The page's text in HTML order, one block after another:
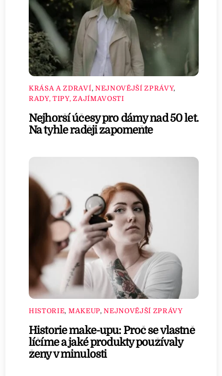
KRÁSA A ZDRAVÍ, NEJNOVĚJŠÍ ZPRÁVY,
RADY, TIPY, ZAJÍMAVOSTI
Nejhorší účesy pro dámy nad 50 let.
Na tyhle raději zapomeňte
HISTORIE, MAKEUP,NEJNOVĚJŠÍ ZPRÁVY
Historie make-upu: Proč se vlastně
líčíme a jaké produkty používaly
ženy v minulosti